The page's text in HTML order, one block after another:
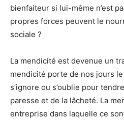
bienfaiteur si lui-même n’est
propres forces peuvent le
sociale ?
La mendicité est devenue un
mendicité porte de nos jours
s’ignore ou s’oublie pour
paresse et de la lâcheté. La
entreprise dans laquelle ce